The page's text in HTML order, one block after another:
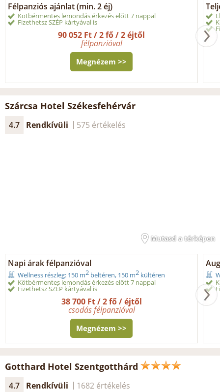
Félpanziós ajánlat (min. 2 éj)
Kötbérmentes lemondás érkezés előtt 7 nappal
Fizethetsz SZÉP kártyával is
90 052 Ft / 2 fő / 2 éjtől
félpanzióval
Megnézem >>
Szárcsa Hotel Székesfehérvár
4.7 Rendkívüli 575 értékelés
Mutasd a térképen
Napi árak félpanzióval
Wellness részleg: 150 m2 beltéren, 150 m2 kültéren
Kötbérmentes lemondás érkezés előtt 7 nappal
Fizethetsz SZÉP kártyával is
38 700 Ft / 2 fő / éjtől
csodás félpanzióval
Megnézem >>
Gotthard Hotel Szentgotthárd
4.7 Rendkívüli 1682 értékelés